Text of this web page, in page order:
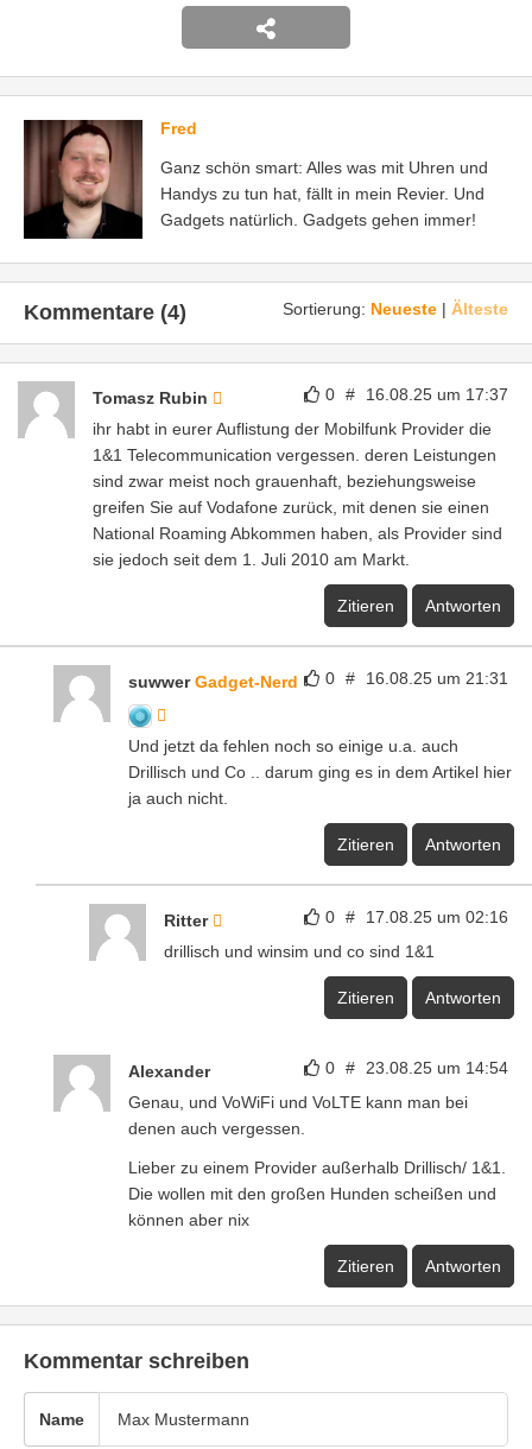
Fred
Ganz schön smart: Alles was mit Uhren und
Handys zu tun hat, fällt in mein Revier. Und
Gadgets natürlich. Gadgets gehen immer!
Sortierung: Neueste | Älteste
Kommentare (4)
0 # 16.08.25 um 17:37
Tomasz Rubin
ihr habt in eurer Auflistung der Mobilfunk Provider die
1&1 Telecommunication vergessen. deren Leistungen
sind zwar meist noch grauenhaft, beziehungsweise
greifen Sie auf Vodafone zurück, mit denen sie einen
National Roaming Abkommen haben, als Provider sind
sie jedoch seit dem 1. Juli 2010 am Markt.
Zitieren Antworten
0 # 16.08.25 um 21:31
suwwerGadget-Nerd
Und jetzt da fehlen noch so einige u.a. auch
Drillisch und Co .. darum ging es in dem Artikel hier
ja auch nicht.
Zitieren Antworten
0 # 17.08.25 um 02:16
Ritter
drillisch und winsim und co sind 1&1
Zitieren Antworten
0 # 23.08.25 um 14:54
Alexander
Genau, und VoWiFi und VoLTE kann man bei
denen auch vergessen.
Lieber zu einem Provider außerhalb Drillisch/ 1&1.
Die wollen mit den großen Hunden scheißen und
können aber nix
Zitieren Antworten
Kommentar schreiben
Name